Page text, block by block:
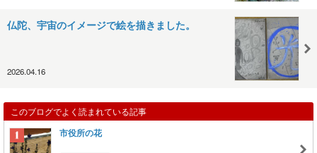
仏陀、宇宙のイメージで絵を描きました。
2026.04.16
このブログでよく読まれている記事
市役所の花